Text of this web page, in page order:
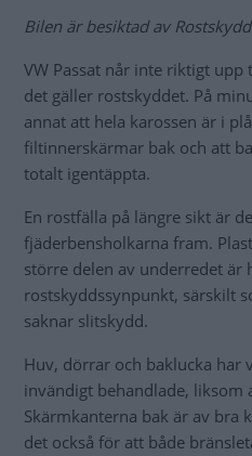
Bilen är besiktad av
VW Passat når inte riktigt
det gäller rostskyddet. På
annat att hela karossen är i
filtinnerskärmar bak och att
totalt igentäppta.
En rostfälla på längre sikt är
fjäderbensholkarna fram.
större delen av underredet är
rostskyddssynpunkt, särskilt
saknar slitskydd.
Huv, dörrar och baklucka har
invändigt behandlade, liksom
Skärmkanterna bak är av bra
det också för att både